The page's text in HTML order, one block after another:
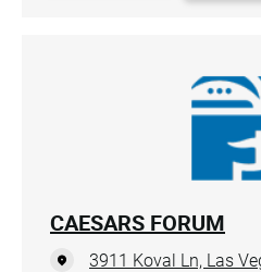
CAESARS FORUM
3911 Koval Ln, Las